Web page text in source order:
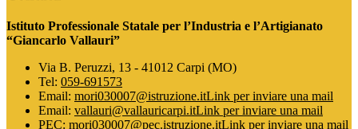
Istituto Professionale Statale per l’Industria e l’Artigianato
“Giancarlo Vallauri”
Via B. Peruzzi, 13 - 41012 Carpi (MO)
Tel: 059-691573
Email: mori030007@istruzione.itLink per inviare una mail
Email: vallauri@vallauricarpi.itLink per inviare una mail
PEC: mori030007@pec.istruzione.itLink per inviare una mail